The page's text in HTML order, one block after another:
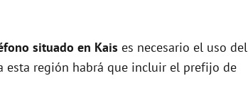
situado en Kais es necesario el uso del
esta región habrá que incluir el prefijo de